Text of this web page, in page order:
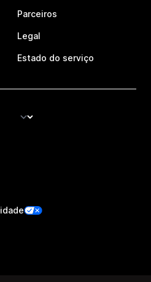
Parceiros
Legal
Estado do serviço